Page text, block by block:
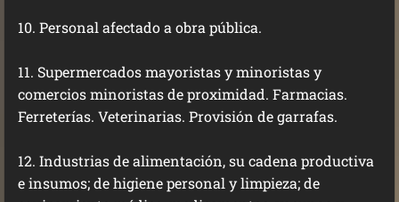
10. Personal afectado a obra pública.
11. Supermercados mayoristas y minoristas y
comercios minoristas de proximidad. Farmacias.
Ferreterías. Veterinarias. Provisión de garrafas.
12. Industrias de alimentación, su cadena productiva
e insumos; de higiene personal y limpieza; de